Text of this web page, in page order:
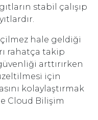
stabil çalışıp
hale geldiği
rahatça takip
arttırırken
için
kolaylaştırmak
Cloud Bilişim